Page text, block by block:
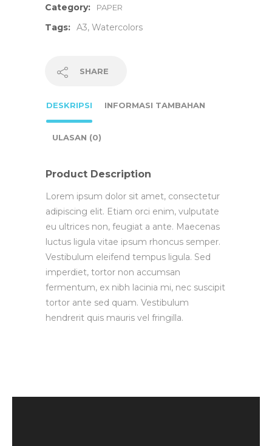
Category:
PAPER
Tags: A3, Watercolors
SHARE
DESKRIPSI INFORMASI TAMBAHAN
ULASAN (0)
Product Description
Lorem ipsum dolor sit amet, consectetur
adipiscing elit. Etiam orci enim, vulputate
eu ultrices non, feugiat a ante. Maecenas
luctus ligula vitae ipsum rhoncus semper.
Vestibulum eleifend tempus ligula. Sed
imperdiet, tortor non accumsan
fermentum, ex nibh lacinia mi, nec suscipit
tortor ante sed quam. Vestibulum
hendrerit quis mauris vel fringilla.